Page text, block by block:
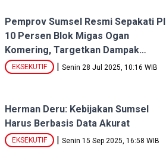
Pemprov Sumsel Resmi Sepakati PI
10 Persen Blok Migas Ogan
Komering, Targetkan Dampak
Ekonomi Langsung ke Rakyat
EKSEKUTIF | Senin 28 Jul 2025, 10:16 WIB
Herman Deru: Kebijakan Sumsel
Harus Berbasis Data Akurat
EKSEKUTIF | Senin 15 Sep 2025, 16:58 WIB